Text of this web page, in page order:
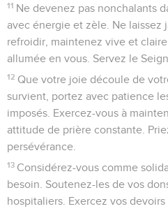
11 Ne devenez pas nonchalants
avec énergie et zèle. Ne laissez
refroidir, maintenez vive et claire
allumée en vous. Servez le
12 Que votre joie découle de
survient, portez avec patience
imposés. Exercez-vous à
attitude de prière constante.
persévérance.
13 Considérez-vous comme
besoin. Soutenez-les de vos
hospitaliers. Exercez vos devoirs